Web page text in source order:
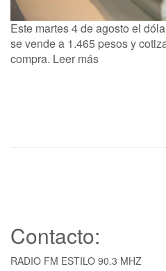
Este martes 4 de agosto el
se vende a 1.465 pesos y
compra. Leer más
Contacto:
RADIO FM ESTILO 90.3 MHZ